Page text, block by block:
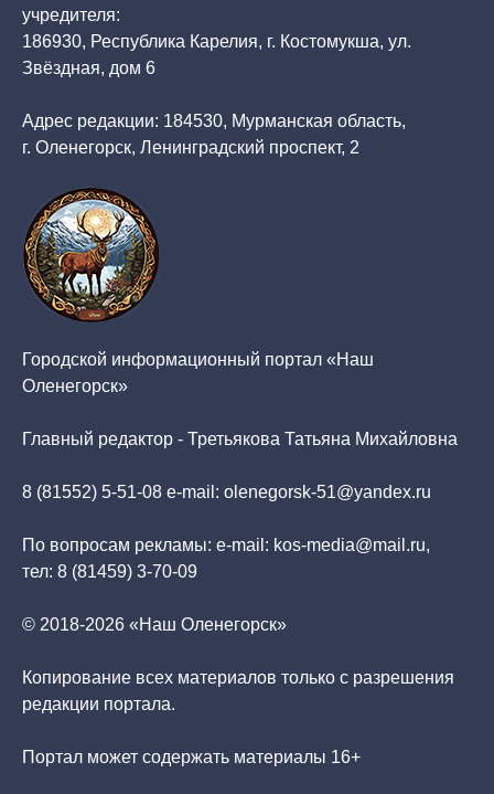
учредителя:
186930, Республика Карелия, г. Костомукша, ул.
Звёздная, дом 6
Адрес редакции: 184530, Мурманская область,
г. Оленегорск, Ленинградский проспект, 2
Городской информационный портал «Наш
Оленегорск»
Главный редактор - Третьякова Татьяна Михайловна
8 (81552) 5-51-08 e-mail: olenegorsk-51@yandex.ru
По вопросам рекламы: e-mail: kos-media@mail.ru,
тел: 8 (81459) 3-70-09
© 2018-2026 «Наш Оленегорск»
Копирование всех материалов только с разрешения
редакции портала.
Портал может содержать материалы 16+